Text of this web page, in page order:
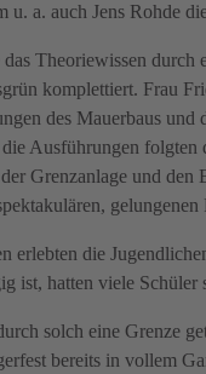
a. auch Jens Rohde
Theoriewissen
komplettiert. Frau
des Mauerbaus
Ausführungen folgten
Grenzanlage und
erlebten die
ist, hatten viele Schüler
solch eine Grenze
bereits in vollem